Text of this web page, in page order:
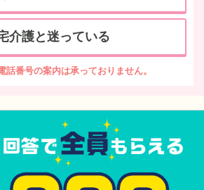
介護と迷っている
話番号の案内は承っておりません。